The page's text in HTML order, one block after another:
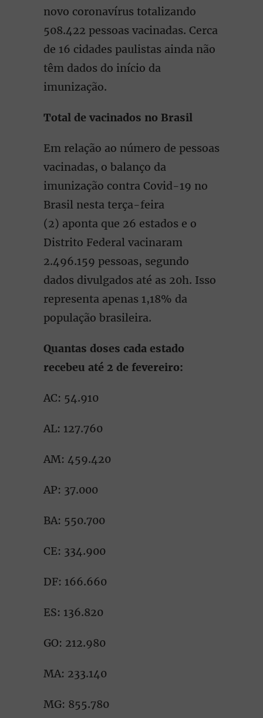
novo coronavírus totalizando
508.422 pessoas vacinadas. Cerca
de 16 cidades paulistas ainda não
têm dados do início da
imunização.
Total de vacinados no Brasil
Em relação ao número de pessoas
vacinadas, o balanço da
imunização contra Covid-19 no
Brasil nesta terça-feira
(2) aponta que 26 estados e o
Distrito Federal vacinaram
2.496.159 pessoas, segundo
dados divulgados até as 20h. Isso
representa apenas 1,18% da
população brasileira.
Quantas doses cada estado
recebeu até 2 de fevereiro:
AC: 54.910
AL: 127.760
AM: 459.420
AP: 37.000
BA: 550.700
CE: 334.900
DF: 166.660
ES: 136.820
GO: 212.980
MA: 233.140
MG: 855.780